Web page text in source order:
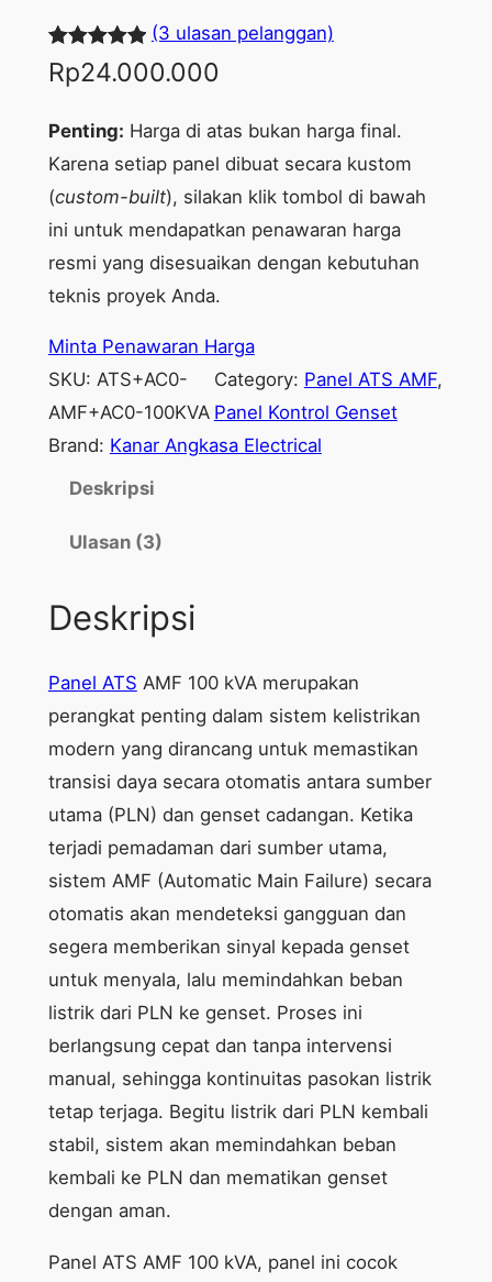
Peringkat
5.00
berdasarka
3
(3 ulasan pelanggan)
Rp24.000.000
Penting: Harga di atas bukan harga final.
Karena setiap panel dibuat secara kustom
(custom-built), silakan klik tombol di bawah
ini untuk mendapatkan penawaran harga
resmi yang disesuaikan dengan kebutuhan
teknis proyek Anda.
Minta Penawaran Harga
SKU: ATS+AC0-
AMF+AC0-100KVA
Category: Panel ATS AMF
Panel Kontrol Genset
Brand: Kanar Angkasa Electrical
Deskripsi
Ulasan (3)
Deskripsi
Panel ATS AMF 100 kVA merupakan
perangkat penting dalam sistem kelistrikan
modern yang dirancang untuk memastikan
transisi daya secara otomatis antara sumber
utama (PLN) dan genset cadangan. Ketika
terjadi pemadaman dari sumber utama,
sistem AMF (Automatic Main Failure) secara
otomatis akan mendeteksi gangguan dan
segera memberikan sinyal kepada genset
untuk menyala, lalu memindahkan beban
listrik dari PLN ke genset. Proses ini
berlangsung cepat dan tanpa intervensi
manual, sehingga kontinuitas pasokan listrik
tetap terjaga. Begitu listrik dari PLN kembali
stabil, sistem akan memindahkan beban
kembali ke PLN dan mematikan genset
dengan aman.
Panel ATS AMF 100 kVA, panel ini cocok